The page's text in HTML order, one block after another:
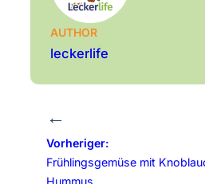
AUTHOR
leckerlife
←
Vorheriger:
Frühlingsgemüse mit
Hummus